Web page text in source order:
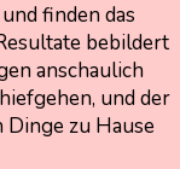
finden das
bebildert
anschaulich
und der
Dinge zu Hause